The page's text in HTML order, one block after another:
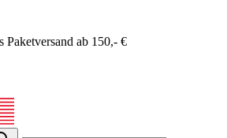
Paketversand ab 150,- €